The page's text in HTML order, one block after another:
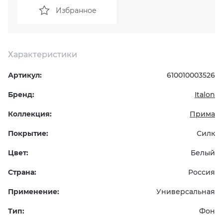
PERONDA
PORCELANOSA
ГРАНИТЕЯ
УРАЛЬСКИЙ ГРАНИТ
Характеристики
Артикул: 610010003526
Бренд: Italon
Коллекция: Прима
Покрытие: Силк
Цвет: Белый
Страна: Россия
Применение: Универсальная
Тип: Фон
Избранное